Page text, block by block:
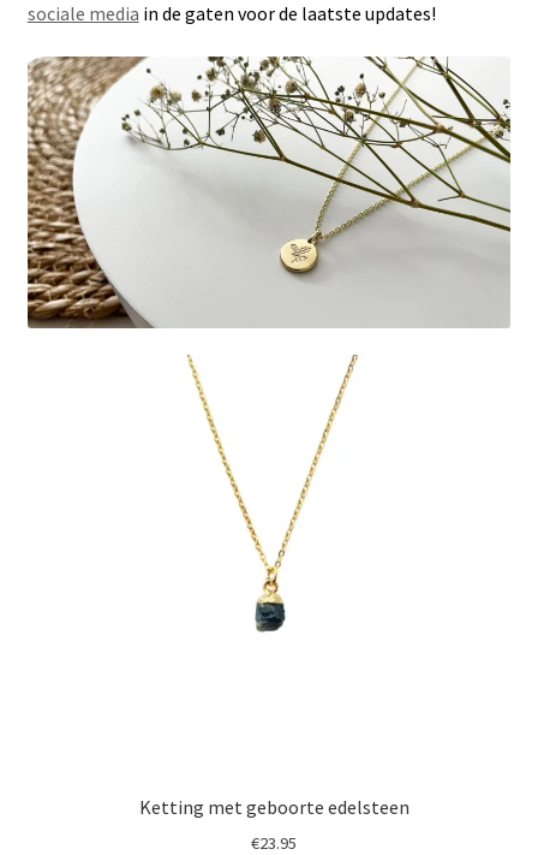
sociale media in de gaten voor de laatste updates!
Ketting met geboorte edelsteen
€23.95